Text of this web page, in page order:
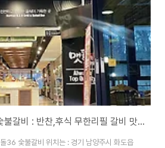
[남양주 맛집] 맷돌36 숯불갈비 : 반찬,후식 무한리필 갈비 맛집!
36 숯불갈비 위치는 : 경기 남양주시 화도읍